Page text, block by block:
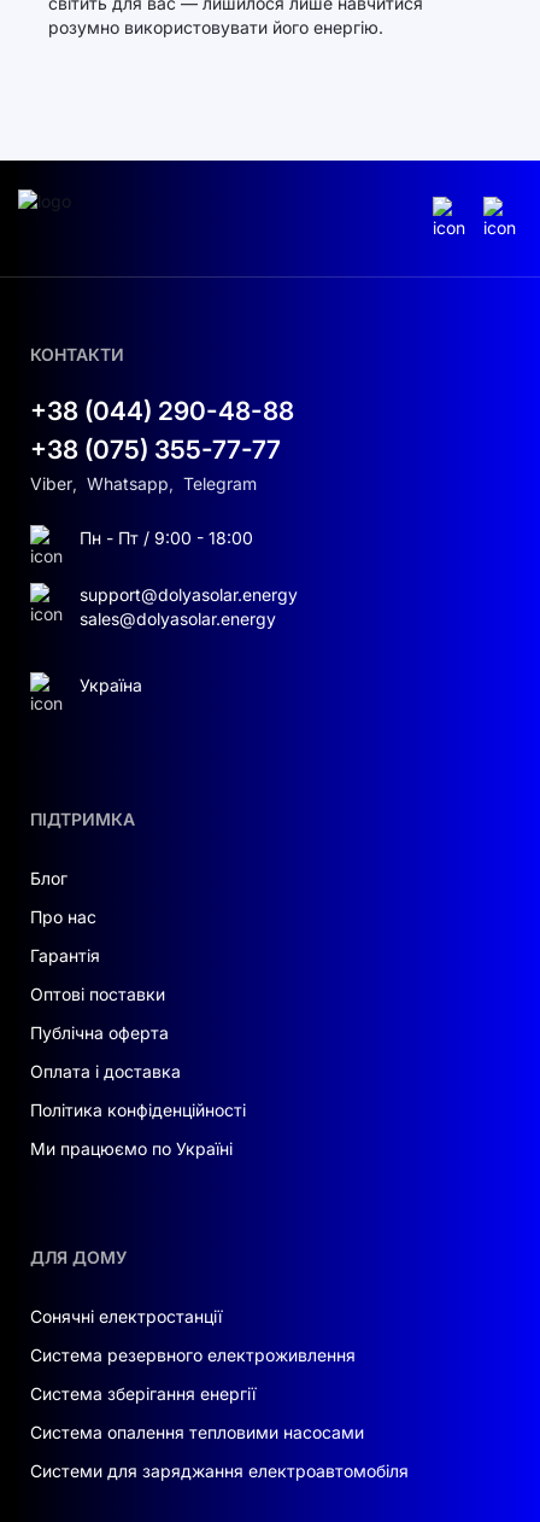
розумно використовувати його енергію.
ПІДТРИМКА
Блог
Про нас
Гарантія
Оптові поставки
Публічна оферта
Оплата і доставка
Політика конфіденційності
Ми працюємо по Україні
ДЛЯ ДОМУ
Сонячні електростанції
Система резервного електроживлення
Система зберігання енергії
Система опалення тепловими насосами
Системи для заряджання електроавтомобіля
КОНТАКТИ
+38 (044) 290-48-88
+38 (075) 355-77-77
Viber, Whatsapp, Telegram
Пн - Пт / 9:00 - 18:00
support@dolyasolar.energy
sales@dolyasolar.energy
Україна